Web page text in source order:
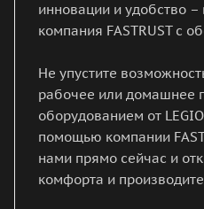
инновации и удобство –
компания FASTRUST с
Не упустите
рабочее или домашнее
оборудованием от
помощью компании
нами прямо сейчас и
комфорта и